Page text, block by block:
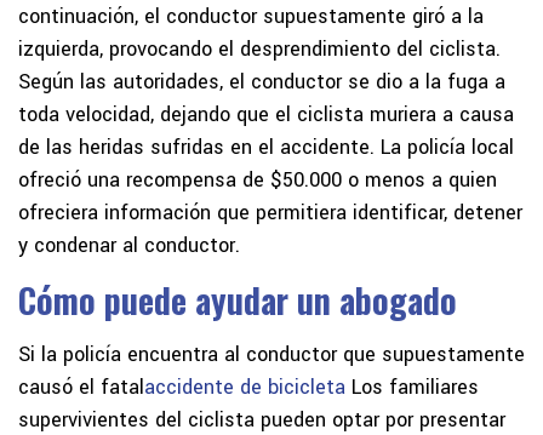
continuación, el conductor supuestamente giró a la
izquierda, provocando el desprendimiento del ciclista.
Según las autoridades, el conductor se dio a la fuga a
toda velocidad, dejando que el ciclista muriera a causa
de las heridas sufridas en el accidente. La policía local
ofreció una recompensa de $50.000 o menos a quien
ofreciera información que permitiera identificar, detener
y condenar al conductor.
Cómo puede ayudar un abogado
Si la policía encuentra al conductor que supuestamente
causó el fatalaccidente de bicicleta Los familiares
supervivientes del ciclista pueden optar por presentar